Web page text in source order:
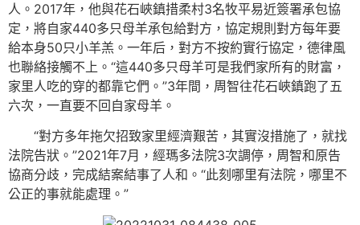
人。2017年，他與花石峽鎮措柔村3名牧平易近簽署承包協
定，將自家440多只母羊承包給對方，協定規則對方每年要
給本身50只小羊羔。一年后，對方不按約實行協定，德律風
也聯絡接觸不上。“這440多只母羊可是我們家所有的財富，
家里人吃的穿的都靠它們。”3年間，周智往花石峽鎮跑了五
六次，一直要不回自家母羊。
“對方多年拖欠招致家里經濟艱苦，其實沒措施了，就找
法院告狀。”2021年7月，經瑪多法院3次調停，周智和原告
協商分歧，完成結案結事了人和。“此刻哪里有法院，哪里不
公正的事就能處理。”